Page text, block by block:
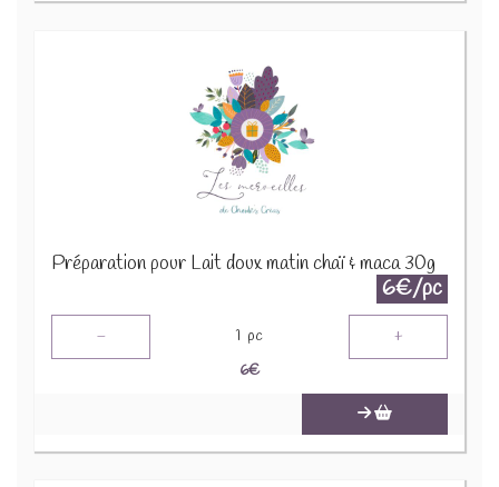
Préparation pour Lait doux matin chaï & maca 30g
6€/pc
- 1 pc +
6€